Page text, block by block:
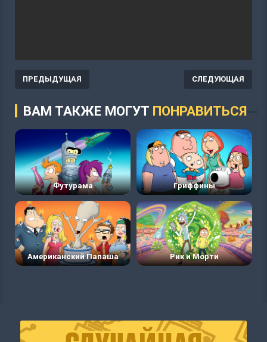
ПРЕДЫДУЩАЯ СЛЕДУЮЩАЯ
ВАМ ТАКЖЕ МОГУТ ПОНРАВИТЬСЯ
Футурама Гриффины
Американский Папаша Рик и Морти